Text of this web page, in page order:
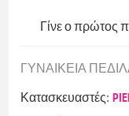
Γίνε ο πρώτος
ΓΥΝΑΙΚΕΙΑ
Κατασκευαστές: